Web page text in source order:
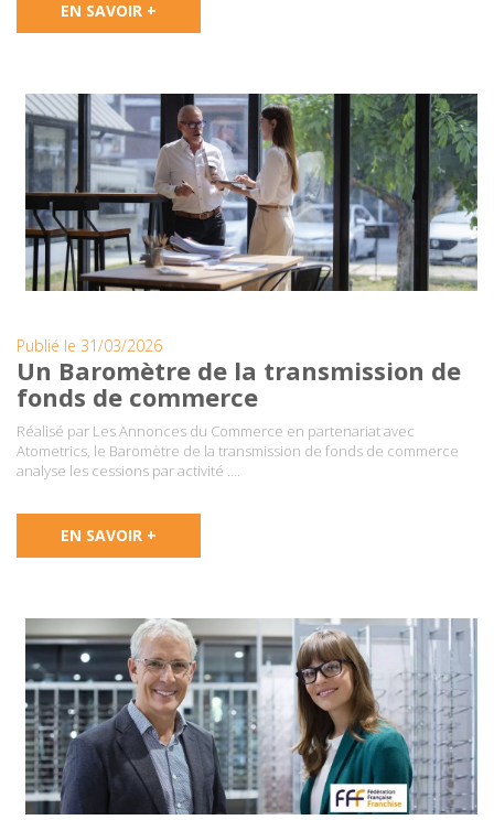
EN SAVOIR +
Publié le 31/03/2026
Un Baromètre de la transmission de
fonds de commerce
Réalisé par Les Annonces du Commerce en partenariat avec
Atometrics, le Baromètre de la transmission de fonds de commerce
analyse les cessions par activité ….
EN SAVOIR +